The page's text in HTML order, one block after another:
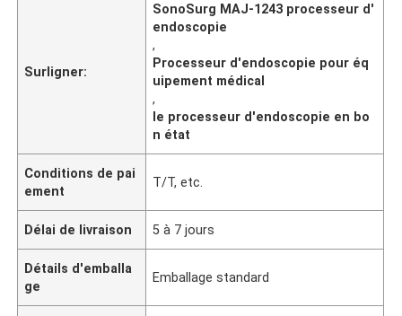
Surligner:
SonoSurg MAJ-1243 processeur d'
endoscopie
,
Processeur d'endoscopie pour éq
uipement médical
,
le processeur d'endoscopie en bo
n état
Conditions de pai
ement
T/T, etc.
Délai de livraison 5 à 7 jours
Détails d'emballa
ge
Emballage standard